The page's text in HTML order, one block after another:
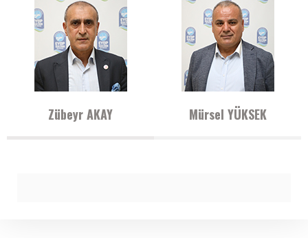
Zübeyr AKAY Mürsel YÜKSEK